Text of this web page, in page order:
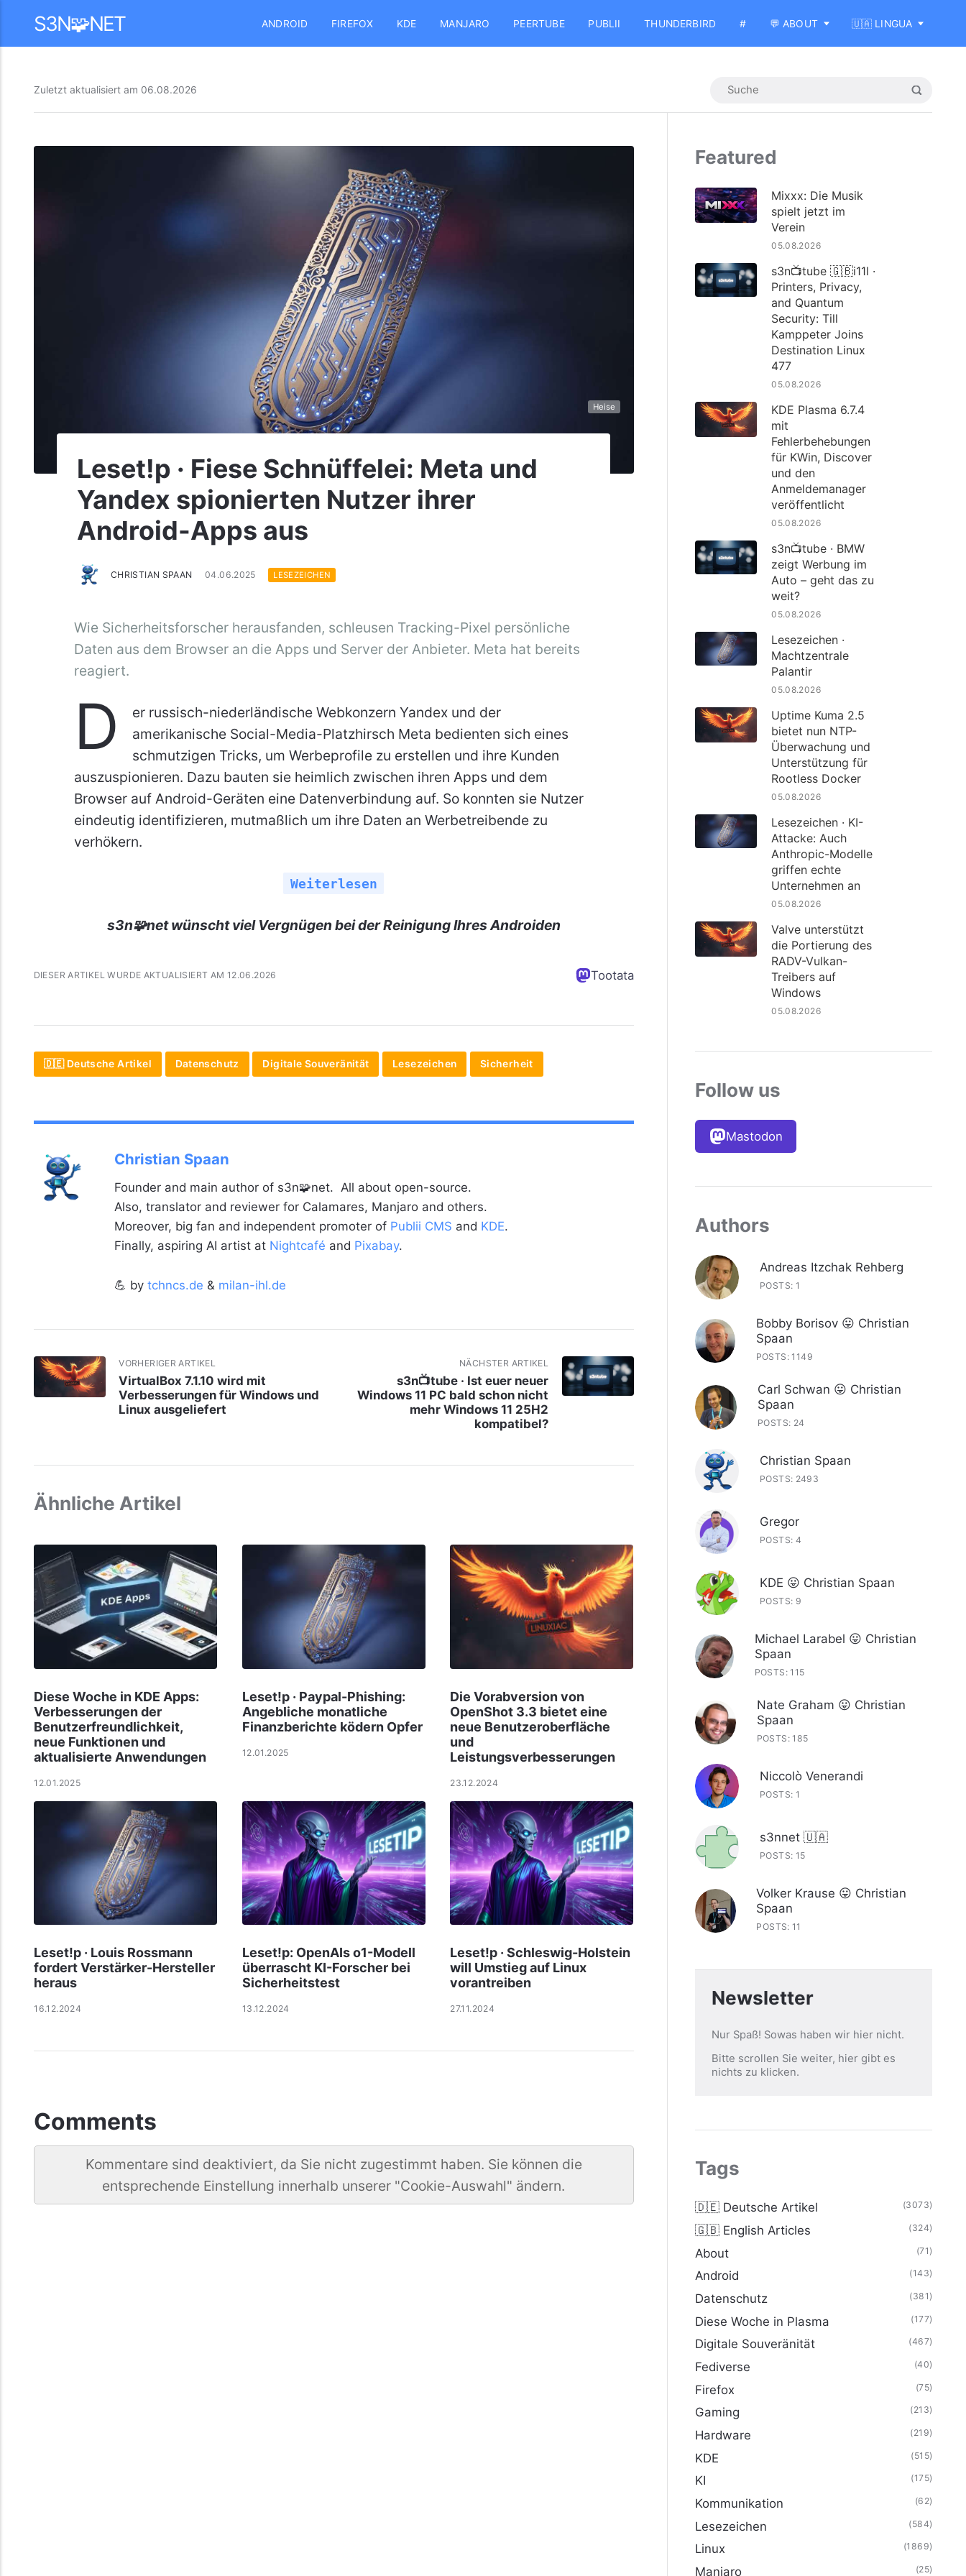
S3N🧩NET ANDROID FIREFOX KDE MANJARO PEERTUBE PUBLII THUNDERBIRD # 💬 ABOUT 🇺🇦 LINGUA
Zuletzt aktualisiert am 06.08.2026
Heise
Leset!p · Fiese Schnüffelei: Meta und
Yandex spionierten Nutzer ihrer
Android-Apps aus
CHRISTIAN SPAAN 04.06.2025 LESEZEICHEN
Wie Sicherheitsforscher herausfanden, schleusen Tracking-Pixel persönliche
Daten aus dem Browser an die Apps und Server der Anbieter. Meta hat bereits
reagiert.
D
er russisch-niederländische Webkonzern Yandex und der
amerikanische Social-Media-Platzhirsch Meta bedienten sich eines
schmutzigen Tricks, um Werbeprofile zu erstellen und ihre Kunden
auszuspionieren. Dazu bauten sie heimlich zwischen ihren Apps und dem
Browser auf Android-Geräten eine Datenverbindung auf. So konnten sie Nutzer
eindeutig identifizieren, mutmaßlich um ihre Daten an Werbetreibende zu
verhökern.
Weiterlesen
s3n🧩net wünscht viel Vergnügen bei der Reinigung Ihres Androiden
DIESER ARTIKEL WURDE AKTUALISIERT AM 12.06.2026 Tootata
🇩🇪 Deutsche Artikel Datenschutz Digitale Souveränität Lesezeichen Sicherheit
Christian Spaan
Founder and main author of s3n🧩net. All about open-source.
Also, translator and reviewer for Calamares, Manjaro and others.
Moreover, big fan and independent promoter of Publii CMS and KDE.
Finally, aspiring AI artist at Nightcafé and Pixabay.
💪 by tchncs.de & milan-ihl.de
VORHERIGER ARTIKEL
VirtualBox 7.1.10 wird mit
Verbesserungen für Windows und
Linux ausgeliefert
NÄCHSTER ARTIKEL
s3n📺tube · Ist euer neuer
Windows 11 PC bald schon nicht
mehr Windows 11 25H2
kompatibel?
Ähnliche Artikel
Diese Woche in KDE Apps:
Verbesserungen der
Benutzerfreundlichkeit,
neue Funktionen und
aktualisierte Anwendungen
12.01.2025
Leset!p · Paypal-Phishing:
Angebliche monatliche
Finanzberichte ködern Opfer
12.01.2025
Die Vorabversion von
OpenShot 3.3 bietet eine
neue Benutzeroberfläche
und
Leistungsverbesserungen
23.12.2024
Leset!p · Louis Rossmann
fordert Verstärker-Hersteller
heraus
16.12.2024
Leset!p: OpenAIs o1-Modell
überrascht KI-Forscher bei
Sicherheitstest
13.12.2024
Leset!p · Schleswig-Holstein
will Umstieg auf Linux
vorantreiben
27.11.2024
Comments
Kommentare sind deaktiviert, da Sie nicht zugestimmt haben. Sie können die
entsprechende Einstellung innerhalb unserer "Cookie-Auswahl" ändern.
Featured
Mixxx: Die Musik
spielt jetzt im
Verein
05.08.2026
s3n📺tube 🇬🇧i11l ·
Printers, Privacy,
and Quantum
Security: Till
Kamppeter Joins
Destination Linux
477
05.08.2026
KDE Plasma 6.7.4
mit
Fehlerbehebungen
für KWin, Discover
und den
Anmeldemanager
veröffentlicht
05.08.2026
s3n📺tube · BMW
zeigt Werbung im
Auto – geht das zu
weit?
05.08.2026
Lesezeichen ·
Machtzentrale
Palantir
05.08.2026
Uptime Kuma 2.5
bietet nun NTP-
Überwachung und
Unterstützung für
Rootless Docker
05.08.2026
Lesezeichen · KI-
Attacke: Auch
Anthropic-Modelle
griffen echte
Unternehmen an
05.08.2026
Valve unterstützt
die Portierung des
RADV-Vulkan-
Treibers auf
Windows
05.08.2026
Follow us
Mastodon
Authors
Andreas Itzchak Rehberg
POSTS: 1
Bobby Borisov 😛 Christian
Spaan
POSTS: 1149
Carl Schwan 😛 Christian
Spaan
POSTS: 24
Christian Spaan
POSTS: 2493
Gregor
POSTS: 4
KDE 😛 Christian Spaan
POSTS: 9
Michael Larabel 😛 Christian
Spaan
POSTS: 115
Nate Graham 😛 Christian
Spaan
POSTS: 185
Niccolò Venerandi
POSTS: 1
s3nnet 🇺🇦
POSTS: 15
Volker Krause 😛 Christian
Spaan
POSTS: 11
Newsletter
Nur Spaß! Sowas haben wir hier nicht.
Bitte scrollen Sie weiter, hier gibt es
nichts zu klicken.
Tags
🇩🇪 Deutsche Artikel (3073)
🇬🇧 English Articles (324)
About (71)
Android (143)
Datenschutz (381)
Diese Woche in Plasma (177)
Digitale Souveränität (467)
Fediverse (40)
Firefox (75)
Gaming (213)
Hardware (219)
KDE (515)
KI (175)
Kommunikation (62)
Lesezeichen (584)
Linux (1869)
Manjaro (25)